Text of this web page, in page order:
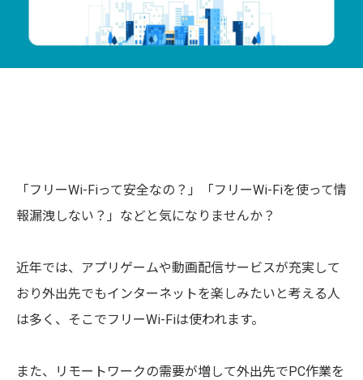
「フリーWi-Fiって安全なの？」「フリーWi-Fiを使って情
報漏洩しない？」などと気になりませんか？
近年では、アプリゲームや動画配信サービスが充実して
おり外出先でもインターネットを楽しみたいと考える人
は多く、そこでフリーWi-Fiは使われます。
また、リモートワークの需要が増して外出先でPC作業を